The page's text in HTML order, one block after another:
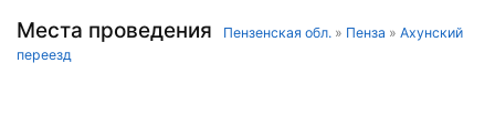
Места проведения Пензенская обл. » Пенза » Ахунский
переезд